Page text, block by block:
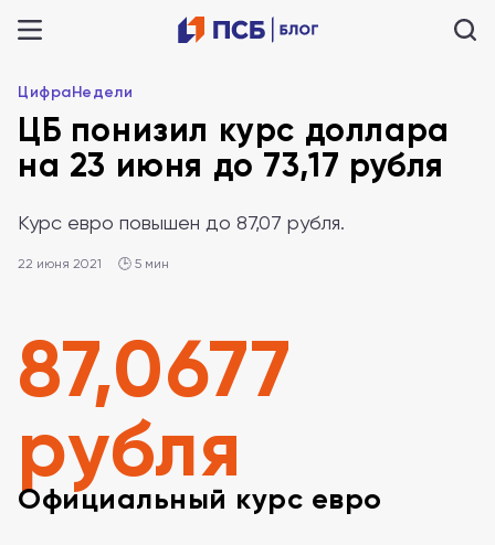
ЦифраНедели
ЦБ понизил курс доллара
на 23 июня до 73,17 рубля
Курс евро повышен до 87,07 рубля.
22 июня 2021 🕒 5 мин
87,0677
рубля
Официальный курс евро